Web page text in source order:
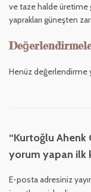
ve taze halde üretime
yaprakları güneşten
Henüz değerlendirme
“Kurtoğlu Ahenk
yorum yapan ilk
E-posta adresiniz